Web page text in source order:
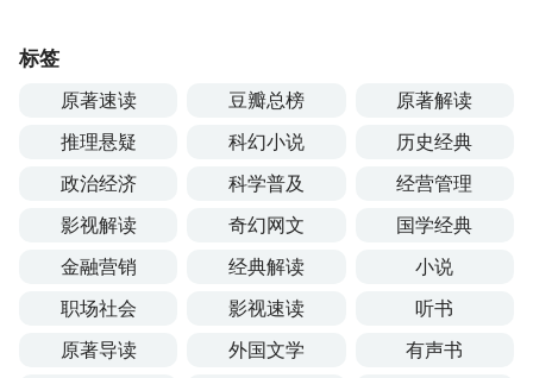
标签
原著速读 豆瓣总榜
原著解读
推理悬疑
科幻小说
历史经典
政治经济
科学普及
经营管理
影视解读
奇幻网文
国学经典
金融营销
经典解读
小说
职场社会
影视速读
听书
原著导读
外国文学
有声书